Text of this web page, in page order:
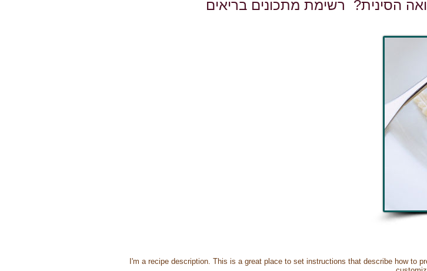
הסינית? רשימת מתכונים בריאים
I'm a recipe description. This is a great place to set instructions that describe how to